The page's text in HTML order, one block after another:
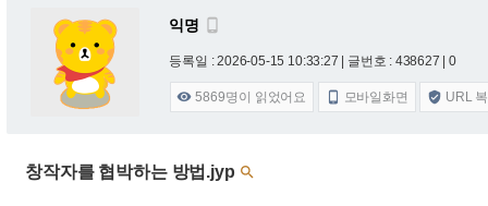
익명 
등록일 : 2026-05-15 10:33:27 | 글번호 : 438627 | 0
 5869명이 읽었어요  모바일화면  URL
창작자를 협박하는 방법.jyp 